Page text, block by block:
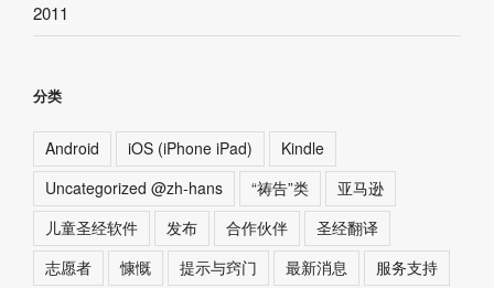
2011
分类
Android iOS (iPhone iPad)
Kindle
Uncategorized @zh-hans
“祷告”类
亚马逊
儿童圣经软件
发布 合作伙伴
圣经翻译
志愿者
慷慨 提示与窍门 最新消息
服务支持